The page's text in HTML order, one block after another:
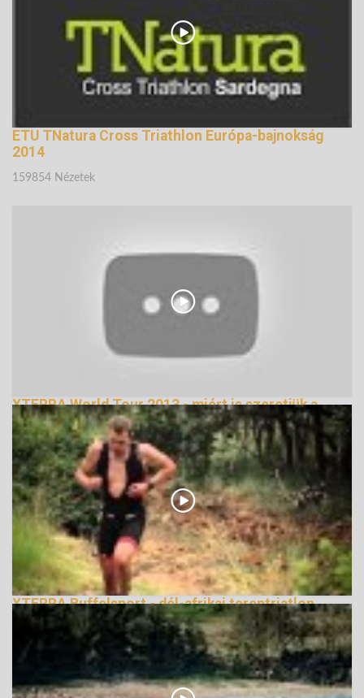
ETU TNatura Cross Triathlon Európa-bajnokság
2014
159854 Nézetek
XTERRA World Tour 2013 - miért is szeretjük a
tereptriatlont
155456 Nézetek
XTERRA Buffelsport - dél-afrikai tereptriatlon
évadnyitófutam bemutató videó